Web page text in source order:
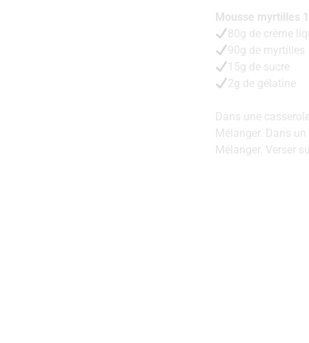
Mousse myrtilles 1
80g de crème
90g de myrtilles
15g de sucre
2g de gélatine
Dans une
Mélanger. Dans
Mélanger. Verser